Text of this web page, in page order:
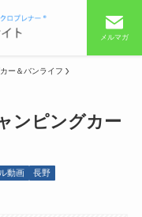
メルマガ
ー＆バンライフ
ンピングカー
動画 長野